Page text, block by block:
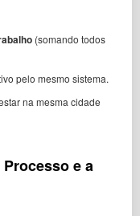
(somando todos
pelo mesmo sistema.
na mesma cidade
e a